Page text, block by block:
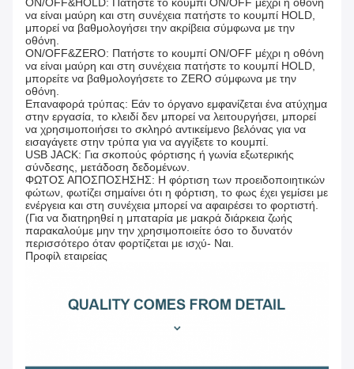
να είναι μαύρη και στη συνέχεια πατήστε το κουμπί HOLD,
μπορεί να βαθμολογήσει την ακρίβεια σύμφωνα με την
οθόνη.
ON/OFF&ZERO: Πατήστε το κουμπί ON/OFF μέχρι η οθόνη
να είναι μαύρη και στη συνέχεια πατήστε το κουμπί HOLD,
μπορείτε να βαθμολογήσετε το ZERO σύμφωνα με την
οθόνη.
Επαναφορά τρύπας: Εάν το όργανο εμφανίζεται ένα ατύχημα
στην εργασία, το κλειδί δεν μπορεί να λειτουργήσει, μπορεί
να χρησιμοποιήσει το σκληρό αντικείμενο βελόνας για να
εισαγάγετε στην τρύπα για να αγγίξετε το κουμπί.
USB JACK: Για σκοπούς φόρτισης ή γωνία εξωτερικής
σύνδεσης, μετάδοση δεδομένων.
ΦΩΤΟΣ ΑΠΟΣΠΟΣΗΣΗΣ: Η φόρτιση των προειδοποιητικών
φώτων, φωτίζει σημαίνει ότι η φόρτιση, το φως έχει γεμίσει με
ενέργεια και στη συνέχεια μπορεί να αφαιρέσει το φορτιστή.
(Για να διατηρηθεί η μπαταρία με μακρά διάρκεια ζωής
παρακαλούμε μην την χρησιμοποιείτε όσο το δυνατόν
περισσότερο όταν φορτίζεται με ισχύ- Ναι.
Προφίλ εταιρείας